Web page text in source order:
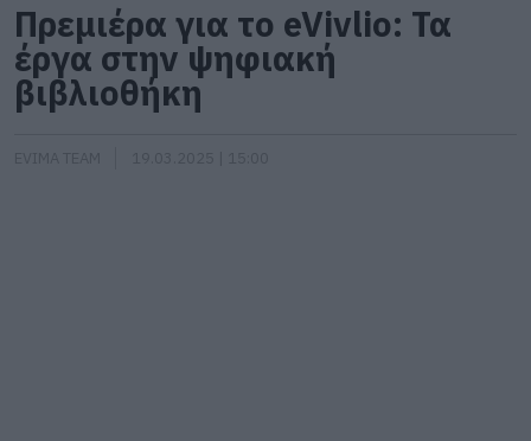
Πρεμιέρα για το eVivlio: Τα
έργα στην ψηφιακή
βιβλιοθήκη